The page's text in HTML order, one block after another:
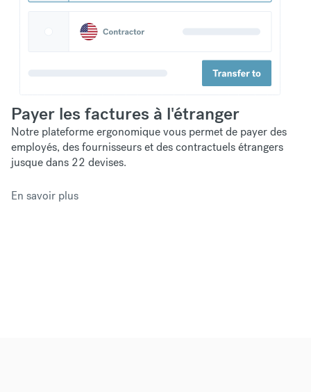
Payer les factures à l'étranger
Notre plateforme ergonomique vous permet de payer des
employés, des fournisseurs et des contractuels étrangers
jusque dans 22 devises.
En savoir plus